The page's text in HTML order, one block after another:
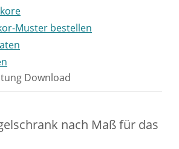
nach Maß für das
Muster bestellen
Download